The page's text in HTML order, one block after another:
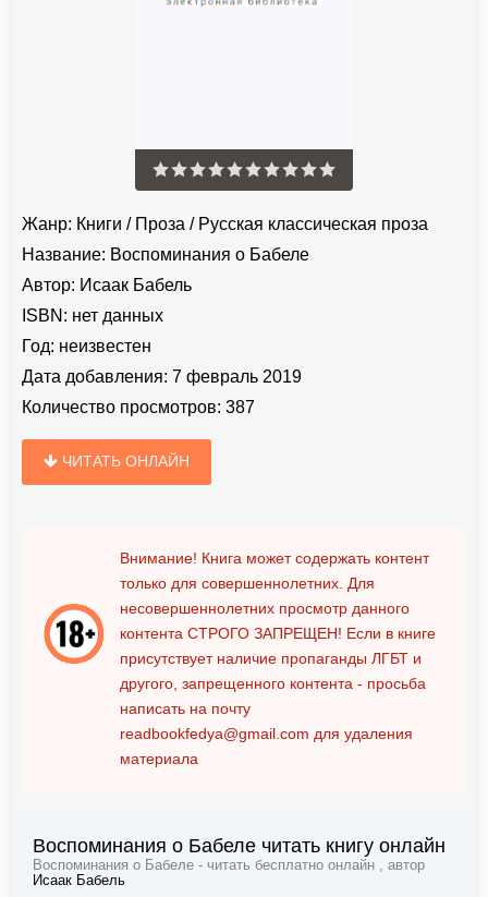
Жанр: Книги / Проза / Русская классическая проза
Название: Воспоминания о Бабеле
Автор: Исаак Бабель
ISBN: нет данных
Год: неизвестен
Дата добавления: 7 февраль 2019
Количество просмотров: 387
ЧИТАТЬ ОНЛАЙН
Внимание! Книга может содержать контент
только для совершеннолетних. Для
несовершеннолетних просмотр данного
контента СТРОГО ЗАПРЕЩЕН! Если в книге
присутствует наличие пропаганды ЛГБТ и
другого, запрещенного контента - просьба
написать на почту
readbookfedya@gmail.com для удаления
материала
Воспоминания о Бабеле читать книгу онлайн
Воспоминания о Бабеле - читать бесплатно онлайн , автор
Исаак Бабель